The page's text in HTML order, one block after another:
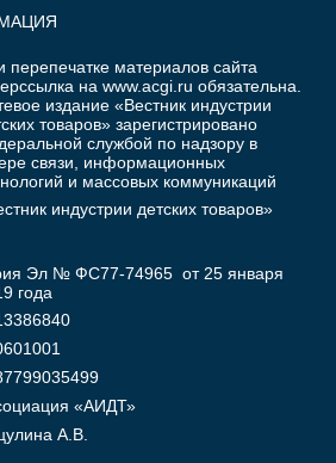
перепечатке материалов сайта
на www.acgi.ru обязательна.
издание «Вестник индустрии
товаров» зарегистрировано
службой по надзору в
связи, информационных
и массовых коммуникаций
индустрии детских товаров»
Эл № ФС77-74965 от 25 января
года
«АИДТ»
А.В.